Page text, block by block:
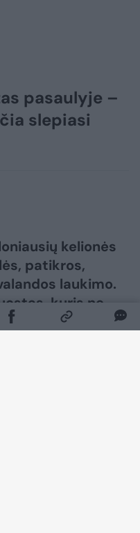
pasaulyje –
slepiasi
kelionės
patikros,
laukimo.
kuris ne
– jame